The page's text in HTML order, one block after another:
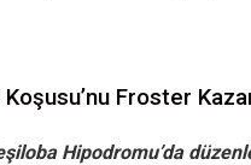
Froster
Hipodromu’da